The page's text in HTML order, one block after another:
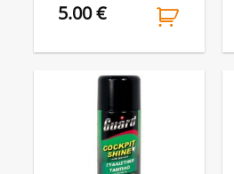
5.00€